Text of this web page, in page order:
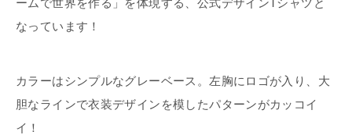
ームで世界を作る」を体現する、公式デザインTシャツと
なっています！
カラーはシンプルなグレーベース。左胸にロゴが入り、大
胆なラインで衣装デザインを模したパターンがカッコイ
イ！